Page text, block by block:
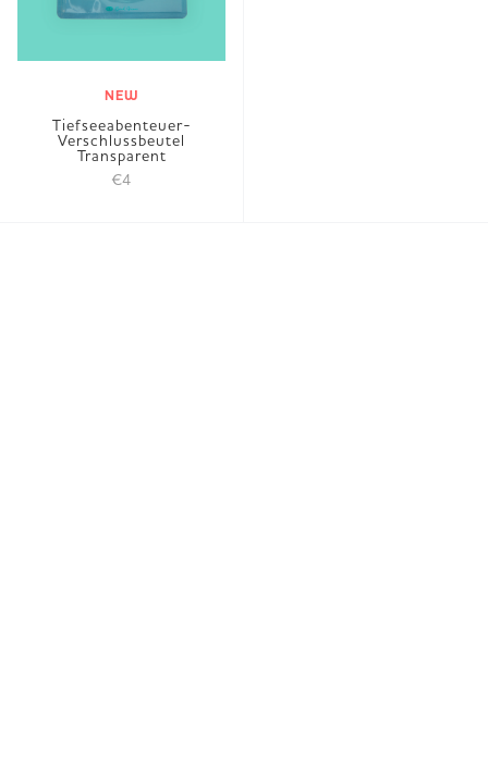
NEW
Tiefseeabenteuer-
Verschlussbeutel
Transparent
€4